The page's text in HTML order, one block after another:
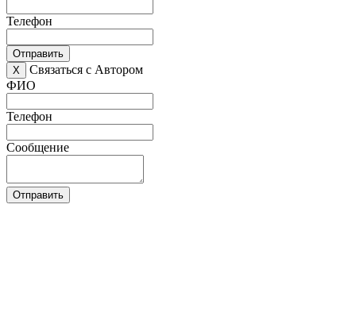
Телефон
Отправить
X
Связаться с Автором
ФИО
Телефон
Сообщение
Отправить